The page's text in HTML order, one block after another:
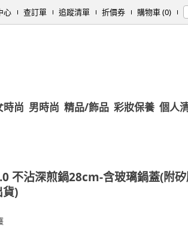
心 查訂單 追蹤清單 折價券 購物車 (0)
時尚 男時尚 精品/飾品 彩妝保養 個人
不沾深煎鍋28cm-含玻璃鍋蓋(附
)